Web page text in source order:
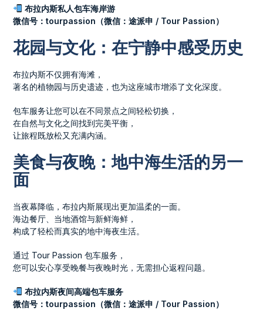
布拉内斯私人包车海岸游
微信号：tourpassion（微信：途派申 / Tour Passion）
花园与文化：在宁静中感受历史
布拉内斯不仅拥有海滩，
著名的植物园与历史遗迹，也为这座城市增添了文化深度。
包车服务让您可以在不同景点之间轻松切换，
在自然与文化之间找到完美平衡，
让旅程既放松又充满内涵。
美食与夜晚：地中海生活的另一
面
当夜幕降临，布拉内斯展现出更加温柔的一面。
海边餐厅、当地酒馆与新鲜海鲜，
构成了轻松而真实的地中海夜生活。
通过 Tour Passion 包车服务，
您可以安心享受晚餐与夜晚时光，无需担心返程问题。
布拉内斯夜间高端包车服务
微信号：tourpassion（微信：途派申 / Tour Passion）